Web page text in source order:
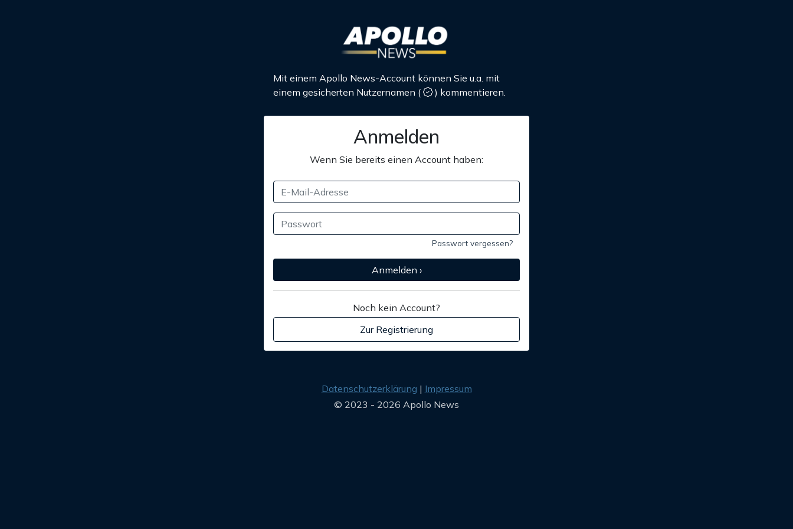
Mit einem Apollo News-Account können Sie u.a. mit
einem gesicherten Nutzernamen ( ) kommentieren.
Anmelden
Wenn Sie bereits einen Account haben:
Passwort vergessen?
Anmelden ›
Noch kein Account?
Zur Registrierung
Datenschutzerklärung
Impressum
© 2023 - 2026 Apollo News